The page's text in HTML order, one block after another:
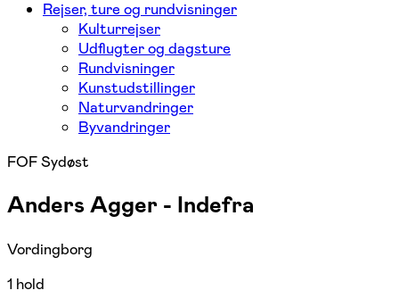
Rejser, ture og rundvisninger
Kulturrejser
Udflugter og dagsture
Rundvisninger
Kunstudstillinger
Naturvandringer
Byvandringer
FOF Sydøst
Anders Agger - Indefra
Vordingborg
1 hold